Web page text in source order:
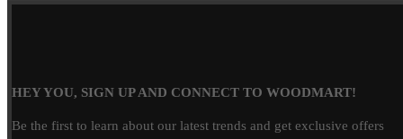
HEY YOU, SIGN UP AND CONNECT TO WOODMART!
Be the first to learn about our latest trends and get exclusive offers